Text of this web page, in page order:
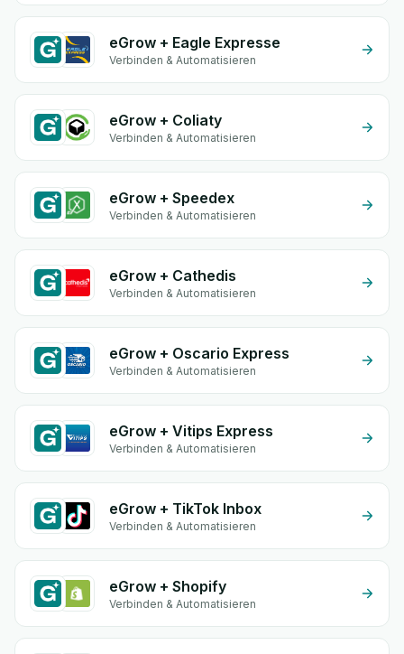
eGrow + Eagle Expresse
Verbinden & Automatisieren
eGrow + Coliaty
Verbinden & Automatisieren
eGrow + Speedex
Verbinden & Automatisieren
eGrow + Cathedis
Verbinden & Automatisieren
eGrow + Oscario Express
Verbinden & Automatisieren
eGrow + Vitips Express
Verbinden & Automatisieren
eGrow + TikTok Inbox
Verbinden & Automatisieren
eGrow + Shopify
Verbinden & Automatisieren